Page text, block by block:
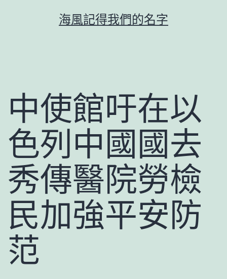
海風記得我們的名字
中使館吁在以
色列中國國去
秀傳醫院勞檢
民加強平安防
范